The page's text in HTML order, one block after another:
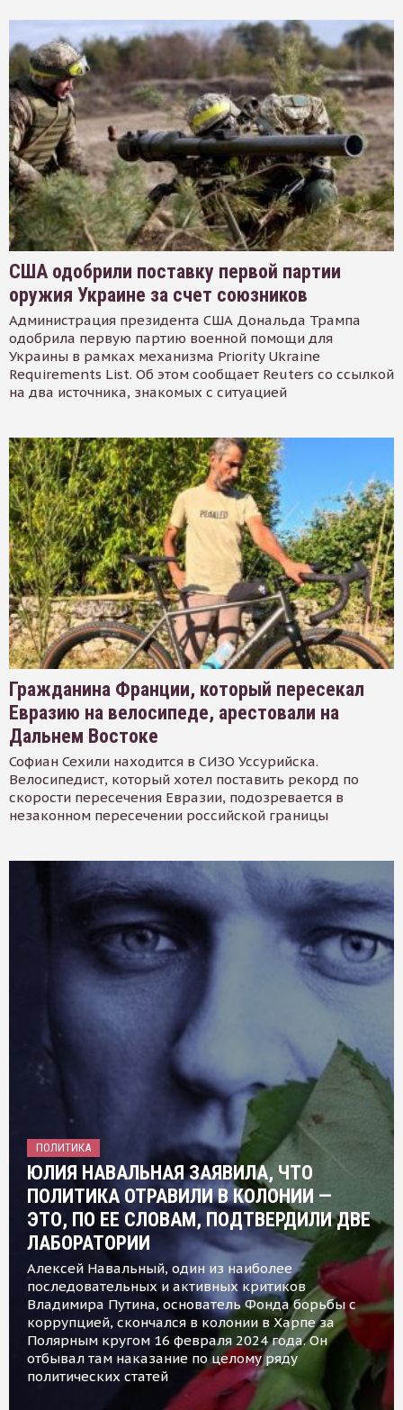
США одобрили поставку первой партии
оружия Украине за счет союзников
Администрация президента США Дональда Трампа
одобрила первую партию военной помощи для
Украины в рамках механизма Priority Ukraine
Requirements List. Об этом сообщает Reuters со ссылкой
на два источника, знакомых с ситуацией
Гражданина Франции, который пересекал
Евразию на велосипеде, арестовали на
Дальнем Востоке
Софиан Сехили находится в СИЗО Уссурийска.
Велосипедист, который хотел поставить рекорд по
скорости пересечения Евразии, подозревается в
незаконном пересечении российской границы
ПОЛИТИКА
ЮЛИЯ НАВАЛЬНАЯ ЗАЯВИЛА, ЧТО
ПОЛИТИКА ОТРАВИЛИ В КОЛОНИИ —
ЭТО, ПО ЕЕ СЛОВАМ, ПОДТВЕРДИЛИ ДВЕ
ЛАБОРАТОРИИ
Алексей Навальный, один из наиболее
последовательных и активных критиков
Владимира Путина, основатель Фонда борьбы с
коррупцией, скончался в колонии в Харпе за
Полярным кругом 16 февраля 2024 года. Он
отбывал там наказание по целому ряду
политических статей